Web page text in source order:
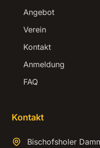
Angebot
Verein
Kontakt
Anmeldung
FAQ
Kontakt
Bischofsholer